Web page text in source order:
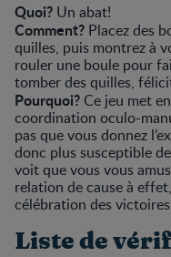
Quoi? Un abat!
Comment? Placez des
quilles, puis montrez à
rouler une boule pour
tomber des quilles,
Pourquoi? Ce jeu met
coordination oculo-
pas que vous donnez
donc plus susceptible
voit que vous vous
relation de cause à
célébration des
Liste de